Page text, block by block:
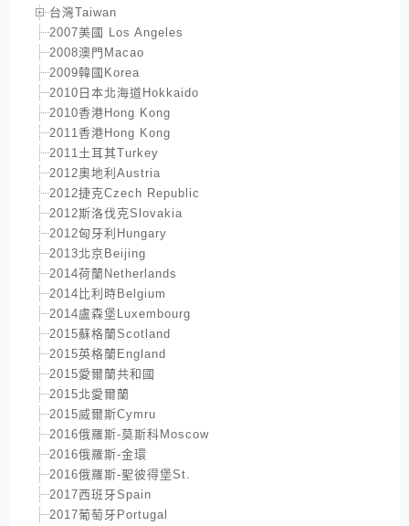
台灣Taiwan
2007美國 Los Angeles
2008澳門Macao
2009韓國Korea
2010日本北海道Hokkaido
2010香港Hong Kong
2011香港Hong Kong
2011土耳其Turkey
2012奧地利Austria
2012捷克Czech Republic
2012斯洛伐克Slovakia
2012匈牙利Hungary
2013北京Beijing
2014荷蘭Netherlands
2014比利時Belgium
2014盧森堡Luxembourg
2015蘇格蘭Scotland
2015英格蘭England
2015愛爾蘭共和國
2015北愛爾蘭
2015威爾斯Cymru
2016俄羅斯-莫斯科Moscow
2016俄羅斯-金環
2016俄羅斯-聖彼得堡St.
2017西班牙Spain
2017葡萄牙Portugal